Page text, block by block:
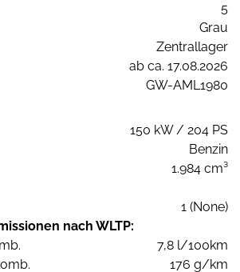
5
Grau
Zentrallager
ab ca. 17.08.2026
GW-AML1980
150 kW / 204 PS
Benzin
1.984 cm³
1 (None)
nach WLTP:
7,8 l/100km
176 g/km